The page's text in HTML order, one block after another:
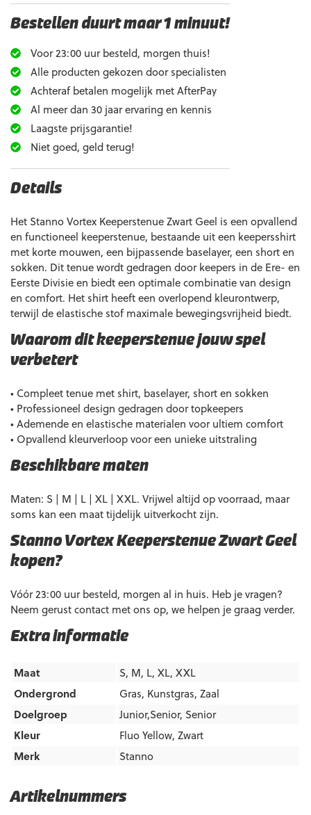
Artikelnummers
Bestellen duurt maar 1 minuut!
Voor 23:00 uur besteld, morgen thuis!
Alle producten gekozen door specialisten
Achteraf betalen mogelijk met AfterPay
Al meer dan 30 jaar ervaring en kennis
Laagste prijsgarantie!
Niet goed, geld terug!
Extra informatie
Maat
S, M, L, XL, XXL
Ondergrond
Gras, Kunstgras, Zaal
Doelgroep
Junior,Senior, Senior
Kleur
Fluo Yellow, Zwart
Merk
Stanno
Details
Het Stanno Vortex Keeperstenue Zwart Geel is een opvallend
en functioneel keeperstenue, bestaande uit een keepersshirt
met korte mouwen, een bijpassende baselayer, een short en
sokken. Dit tenue wordt gedragen door keepers in de Ere- en
Eerste Divisie en biedt een optimale combinatie van design
en comfort. Het shirt heeft een overlopend kleurontwerp,
terwijl de elastische stof maximale bewegingsvrijheid biedt.
Waarom dit keeperstenue jouw spel
verbetert
• Compleet tenue met shirt, baselayer, short en sokken
• Professioneel design gedragen door topkeepers
• Ademende en elastische materialen voor ultiem comfort
• Opvallend kleurverloop voor een unieke uitstraling
Beschikbare maten
Maten: S | M | L | XL | XXL. Vrijwel altijd op voorraad, maar
soms kan een maat tijdelijk uitverkocht zijn.
Stanno Vortex Keeperstenue Zwart Geel
kopen?
Vóór 23:00 uur besteld, morgen al in huis. Heb je vragen?
Neem gerust contact met ons op, we helpen je graag verder.